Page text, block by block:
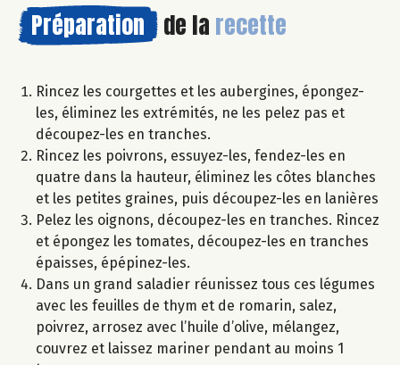
Préparation de la recette
Rincez les courgettes et les aubergines, épongez-
les, éliminez les extrémités, ne les pelez pas et
découpez-les en tranches.
Rincez les poivrons, essuyez-les, fendez-les en
quatre dans la hauteur, éliminez les côtes blanches
et les petites graines, puis découpez-les en lanières
Pelez les oignons, découpez-les en tranches. Rincez
et épongez les tomates, découpez-les en tranches
épaisses, épépinez-les.
Dans un grand saladier réunissez tous ces légumes
avec les feuilles de thym et de romarin, salez,
poivrez, arrosez avec l’huile d’olive, mélangez,
couvrez et laissez mariner pendant au moins 1